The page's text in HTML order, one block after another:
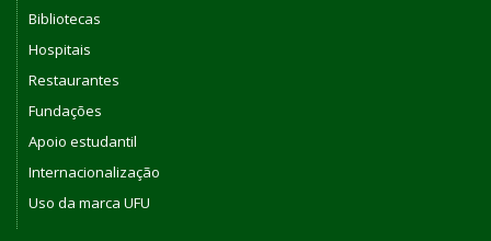
Bibliotecas
Hospitais
Restaurantes
Fundações
Apoio estudantil
Internacionalização
Uso da marca UFU